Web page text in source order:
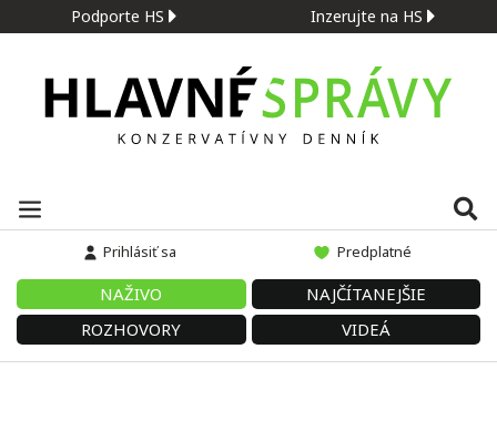
Podporte HS Inzerujte na HS
Prihlásiť sa Predplatné
NAŽIVO
NAJČÍTANEJŠIE
ROZHOVORY
VIDEÁ